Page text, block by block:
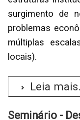
surgimento de
problemas
múltiplas
locais).
Leia mais...
Seminário -